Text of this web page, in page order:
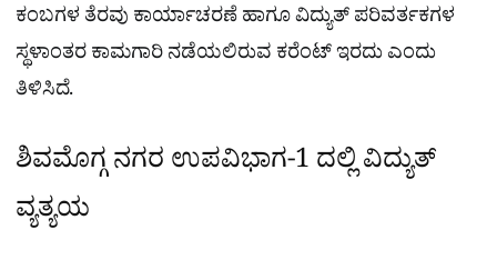
ಕಂಬಗಳ ತೆರವು ಕಾರ್ಯಾಚರಣೆ ಹಾಗೂ ವಿದ್ಯುತ್ ಪರಿವರ್ತಕಗಳ
ಸ್ಥಳಾಂತರ ಕಾಮಗಾರಿ ನಡೆಯಲಿರುವ ಕರೆಂಟ್ ಇರದು ಎಂದು
ತಿಳಿಸಿದೆ.
ಶಿವಮೊಗ್ಗ ನಗರ ಉಪವಿಭಾಗ-1 ದಲ್ಲಿ ವಿದ್ಯುತ್
ವ್ಯತ್ಯಯ